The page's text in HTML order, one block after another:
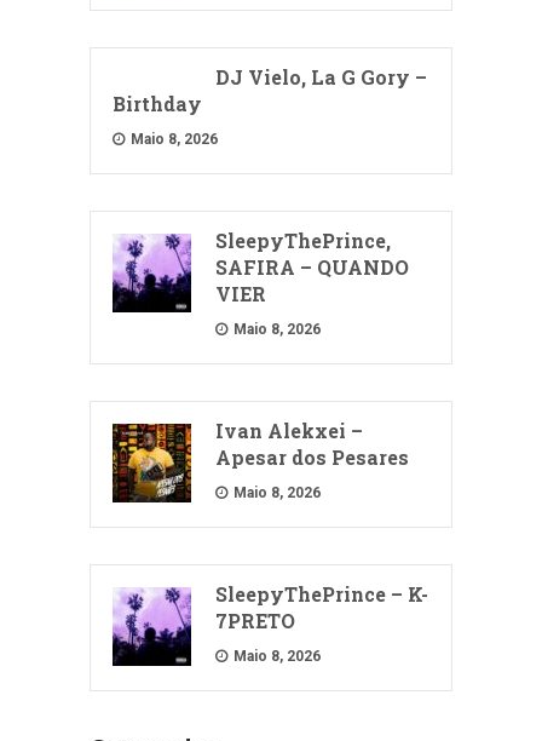
DJ Vielo, La G Gory –
Birthday
Maio 8, 2026
SleepyThePrince,
SAFIRA – QUANDO
VIER
Maio 8, 2026
Ivan Alekxei –
Apesar dos Pesares
Maio 8, 2026
SleepyThePrince – K-
7PRETO
Maio 8, 2026